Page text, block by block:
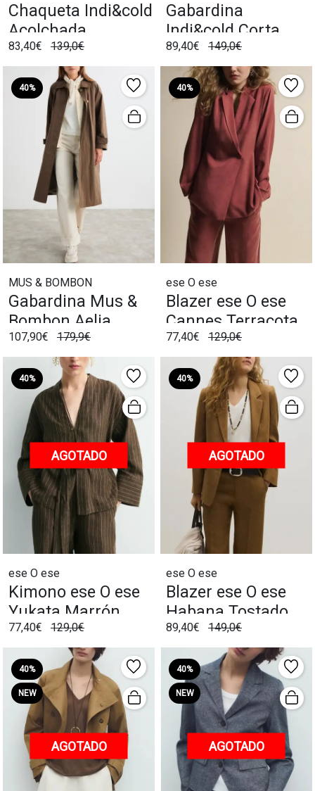
Chaqueta Indi&cold
Acolchada
Reversible Khaki
83,40€ 139,0€
Gabardina
Indi&cold Corta
Khaki
89,40€ 149,0€
40%
MUS & BOMBON
Gabardina Mus &
Bombon Aelia
Caqui
107,90€ 179,9€
40%
ese O ese
Blazer ese O ese
Cannes Terracota
77,40€ 129,0€
40%
AGOTADO
ese O ese
Kimono ese O ese
Yukata Marrón
77,40€ 129,0€
40%
AGOTADO
ese O ese
Blazer ese O ese
Habana Tostado
89,40€ 149,0€
40%
NEW
AGOTADO
40%
NEW
AGOTADO